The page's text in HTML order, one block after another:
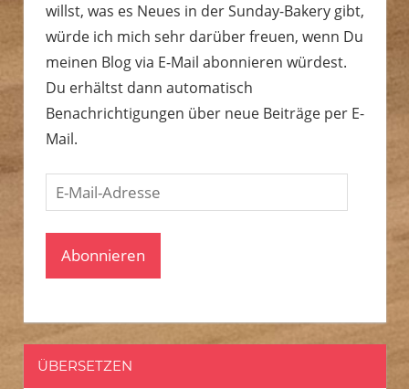
willst, was es Neues in der Sunday-Bakery gibt,
würde ich mich sehr darüber freuen, wenn Du
meinen Blog via E-Mail abonnieren würdest.
Du erhältst dann automatisch
Benachrichtigungen über neue Beiträge per E-
Mail.
E-
Mail-
Adresse
Abonnieren
ÜBERSETZEN